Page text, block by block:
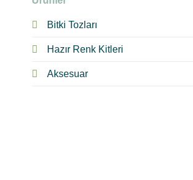
Bitki Tozları
Hazır Renk Kitleri
Aksesuar